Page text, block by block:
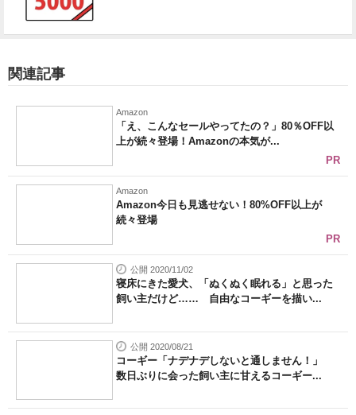
関連記事
Amazon
「え、こんなセールやってたの？」80％OFF以
上が続々登場！Amazonの本気が...
PR
Amazon
Amazon今日も見逃せない！80%OFF以上が
続々登場
PR
公開 2020/11/02
寝床にきた愛犬、「ぬくぬく眠れる」と思った
飼い主だけど…… 自由なコーギーを描い...
公開 2020/08/21
コーギー「ナデナデしないと通しません！」
数日ぶりに会った飼い主に甘えるコーギー...